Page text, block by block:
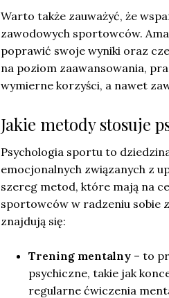
Warto także zauważyć, że
zawodowych sportowców.
poprawić swoje wyniki oraz
na poziom zaawansowania,
wymierne korzyści, a nawet
Jakie metody stosuje
Psychologia sportu to
emocjonalnych związanych z
szereg metod, które mają na
sportowców w radzeniu sobie
znajdują się:
Trening mentalny – to
psychiczne, takie jak
regularne ćwiczenia